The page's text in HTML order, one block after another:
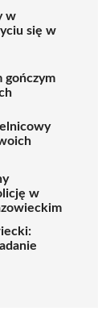
w
się w
gończym
w